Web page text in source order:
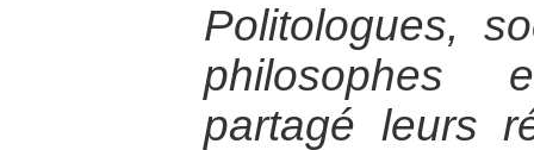
Politologues,
philosophes
partagé leurs